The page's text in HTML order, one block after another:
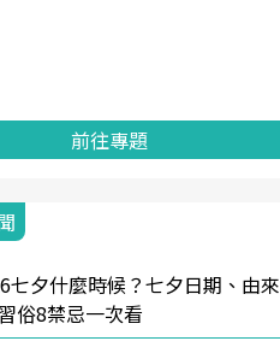
前往專題
七夕什麼時候？七夕日期、由來
俗8禁忌一次看